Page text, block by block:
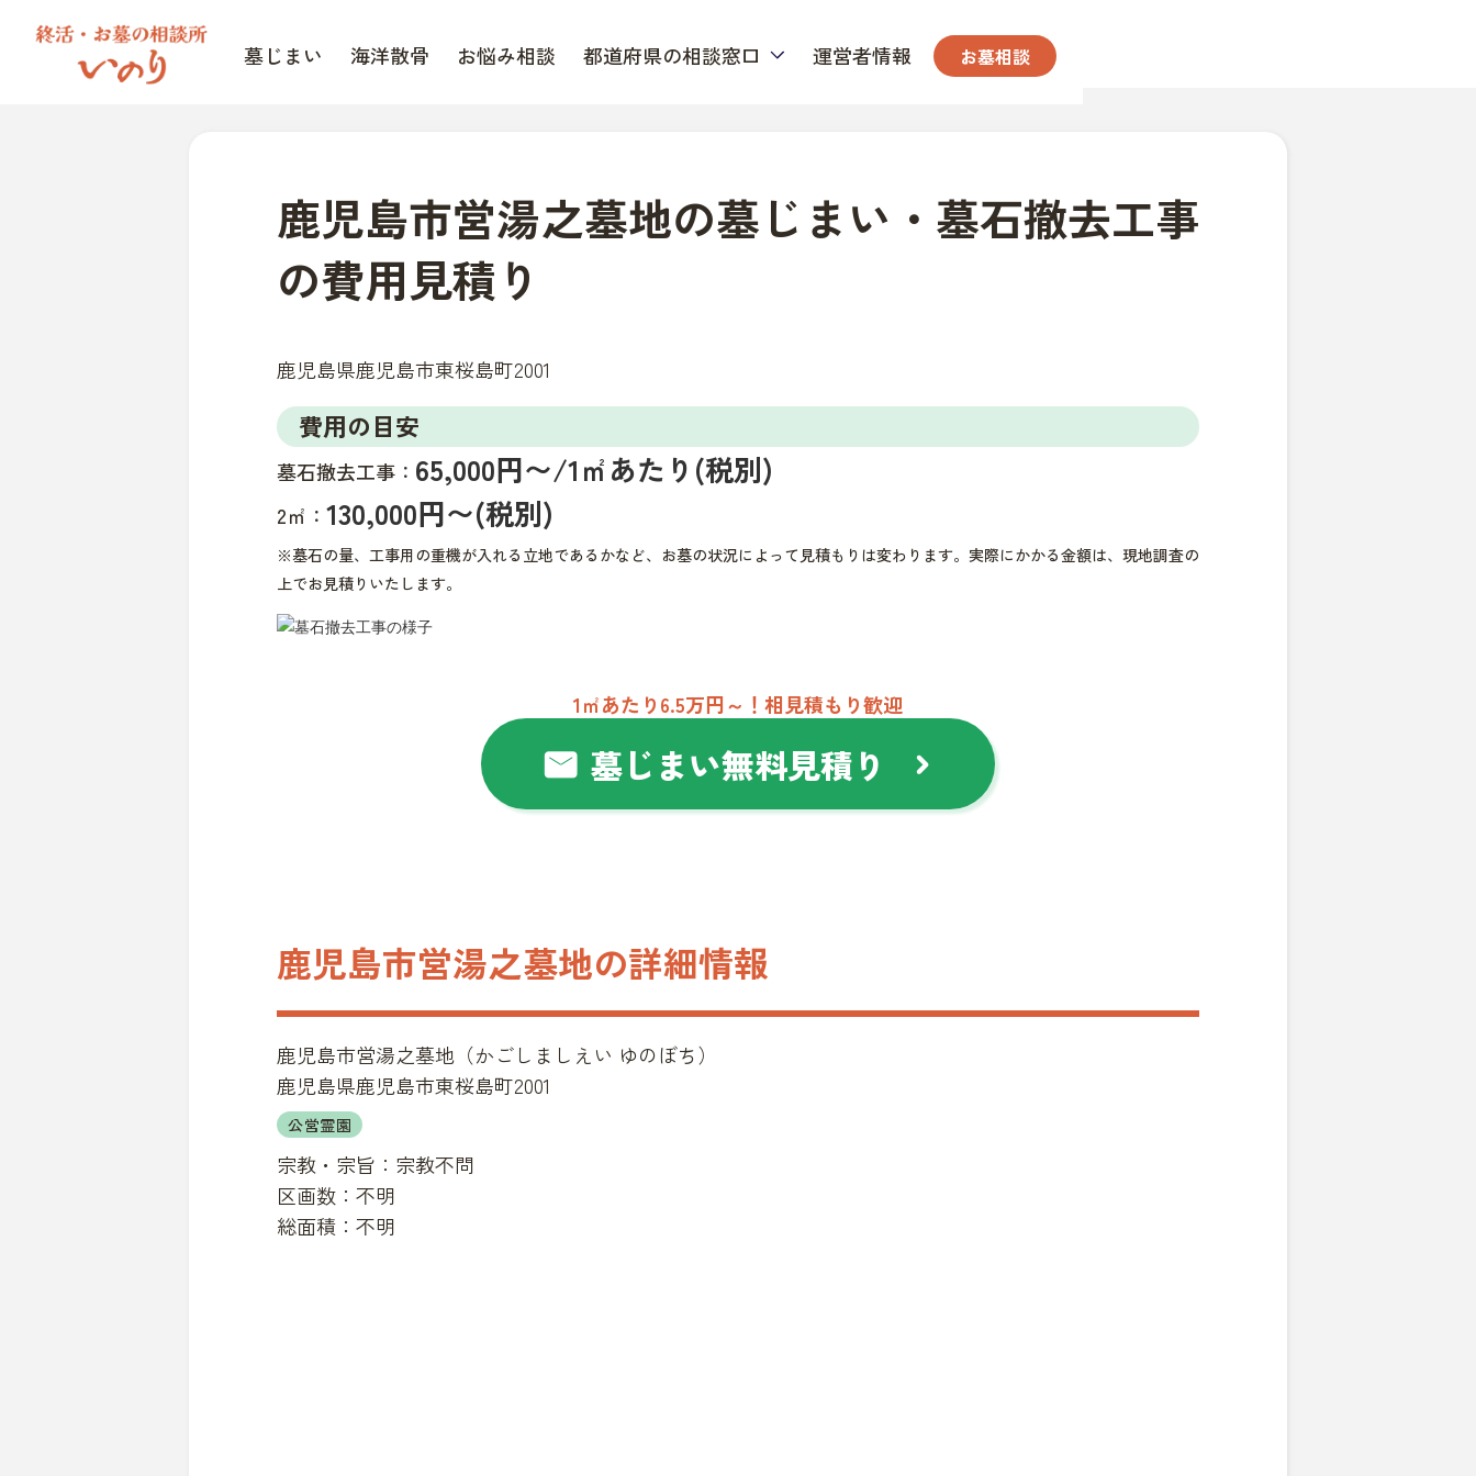
墓じまい 海洋散骨 お悩み相談 都道府県の相談窓口 運営者情報 お墓相談
鹿児島市営湯之墓地の墓じまい・墓石撤去工事
の費用見積り
鹿児島県鹿児島市東桜島町2001
費用の目安
墓石撤去工事： 65,000円〜/1㎡あたり(税別)
2㎡： 130,000円〜(税別)
※墓石の量、工事用の重機が入れる立地であるかなど、お墓の状況によって見積もりは変わります。実際にかかる金額は、現地調査の
上でお見積りいたします。
1㎡あたり6.5万円～！相見積もり歓迎
mail 墓じまい無料見積り chevron_right
鹿児島市営湯之墓地の詳細情報
鹿児島市営湯之墓地 （かごしましえい ゆのぼち）
鹿児島県鹿児島市東桜島町2001
公営霊園
宗教・宗旨： 宗教不問
区画数： 不明
総面積： 不明